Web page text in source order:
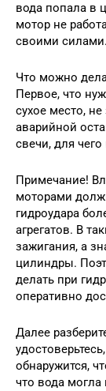
вода попала в
мотор не
своими силами.
Что можно
Первое, что
сухое место, не
аварийной
свечи, для
Примечание!
моторами
гидроудара
агрегатов. В
зажигания, а
цилиндры.
делать при
оперативно
Далее
обнаружится,
что вода могла